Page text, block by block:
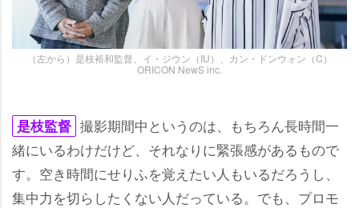
（左から）是枝裕和監督、イ・ジウン（IU）、カン・ドンウォン（C）
ORICON NewS inc.
是枝監督 撮影期間中というのは、もちろん長時間一
緒にいるわけだけど、それなりに緊張感があるもので
す。空き時間にせりふを覚えたい人もいるだろうし、
集中力を切らしたくない人だっている。でも、プロモ